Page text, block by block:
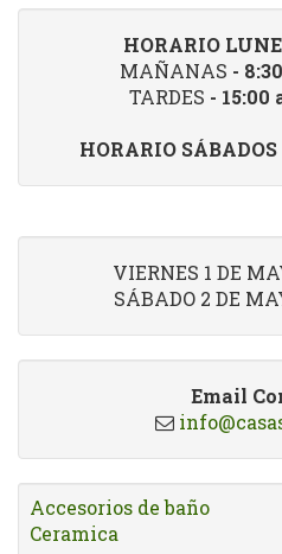
HORARIO
MAÑANAS -
TARDES - 15:00
HORARIO SÁBADOS
VIERNES 1 DE
SÁBADO 2 DE
Email
Accesorios de baño
Ceramica